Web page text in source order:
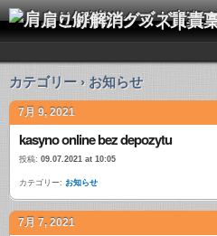
肩こり解消グッズ｜貴稟（きひ
カテゴリー › お知らせ
7月 9, 2021
kasyno online bez depozytu
投稿: 09.07.2021 at 10:05
カテゴリー: お知らせ
7月 7, 2021